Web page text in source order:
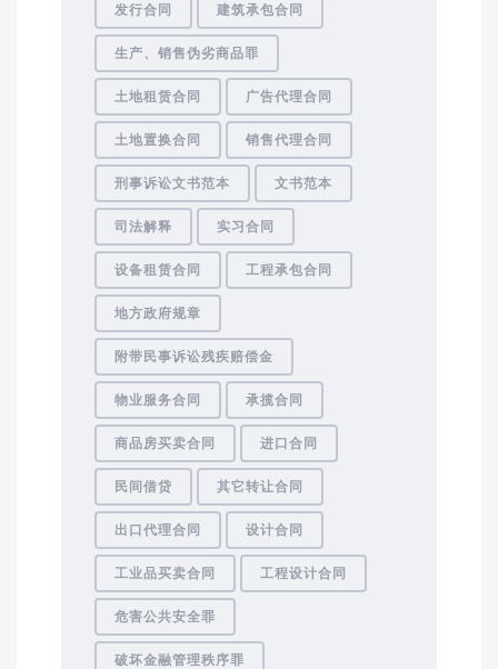
发行合同 建筑承包合同
生产、销售伪劣商品罪
土地租赁合同 广告代理合同
土地置换合同 销售代理合同
刑事诉讼文书范本 文书范本
司法解释 实习合同
设备租赁合同 工程承包合同
地方政府规章
附带民事诉讼残疾赔偿金
物业服务合同 承揽合同
商品房买卖合同 进口合同
民间借贷 其它转让合同
出口代理合同 设计合同
工业品买卖合同 工程设计合同
危害公共安全罪
破坏金融管理秩序罪